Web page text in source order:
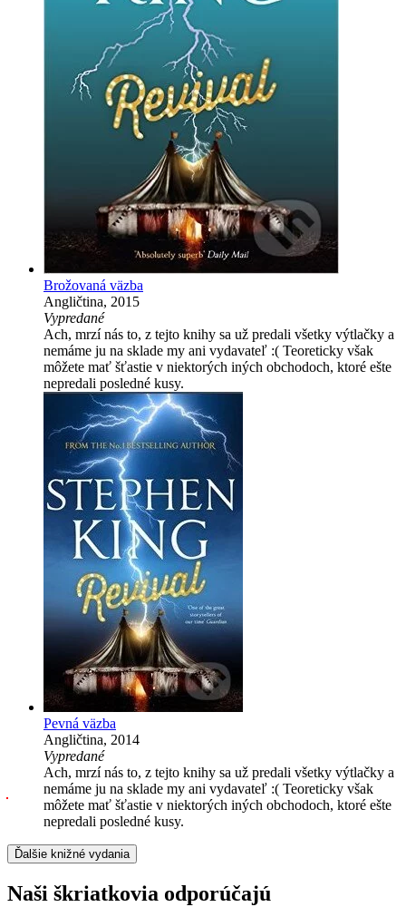
Brožovaná väzba
Angličtina, 2015
Vypredané
Ach, mrzí nás to, z tejto knihy sa už predali všetky výtlačky a
nemáme ju na sklade my ani vydavateľ :( Teoreticky však
môžete mať šťastie v niektorých iných obchodoch, ktoré ešte
nepredali posledné kusy.
Pevná väzba
Angličtina, 2014
Vypredané
Ach, mrzí nás to, z tejto knihy sa už predali všetky výtlačky a
nemáme ju na sklade my ani vydavateľ :( Teoreticky však
môžete mať šťastie v niektorých iných obchodoch, ktoré ešte
nepredali posledné kusy.
Ďalšie knižné vydania
Naši škriatkovia odporúčajú